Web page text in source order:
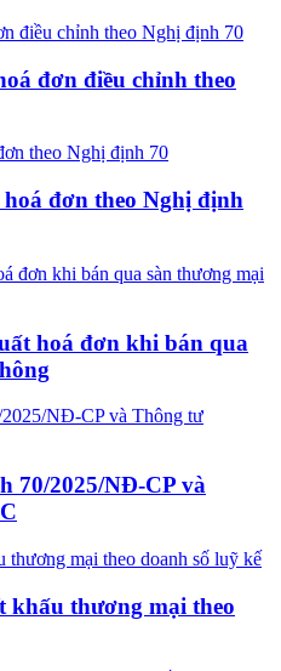
đơn điều chỉnh theo
đơn theo Nghị định
hoá đơn khi bán qua
70/2025/NĐ-CP và
khấu thương mại theo